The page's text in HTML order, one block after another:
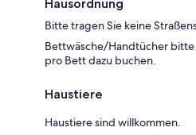
Hausordnung
Bitte tragen Sie keine
Bettwäsche/Handtücher
pro Bett dazu buchen.
Haustiere
Haustiere sind willkommen.